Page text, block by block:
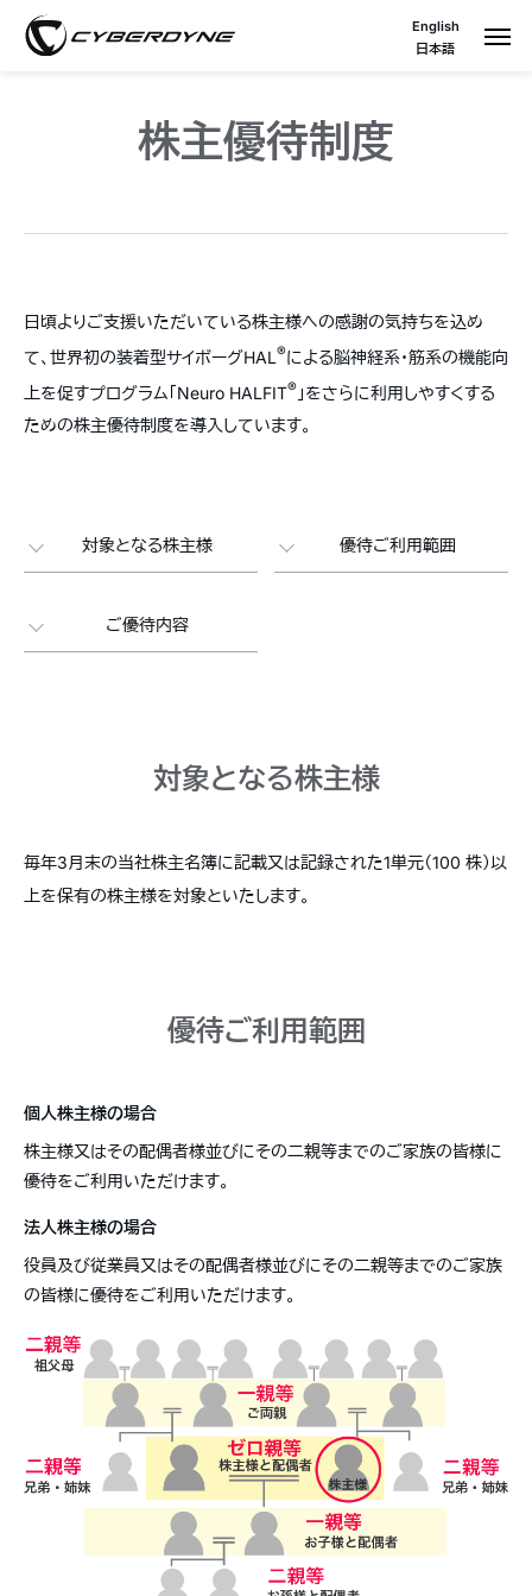
English
日本語
株主優待制度
日頃よりご支援いただいている株主様への感謝の気持ちを込め
て、世界初の装着型サイボーグHAL®による脳神経系・筋系の機能向
上を促すプログラム「Neuro HALFIT® 」をさらに利用しやすくする
ための株主優待制度を導入しています。
対象となる株主様 優待ご利用範囲
ご優待内容
対象となる株主様
毎年3月末の当社株主名簿に記載又は記録された1単元（100 株）以
上を保有の株主様を対象といたします。
優待ご利用範囲
個人株主様の場合
株主様又はその配偶者様並びにその二親等までのご家族の皆様に
優待をご利用いただけます。
法人株主様の場合
役員及び従業員又はその配偶者様並びにその二親等までのご家族
の皆様に優待をご利用いただけます。